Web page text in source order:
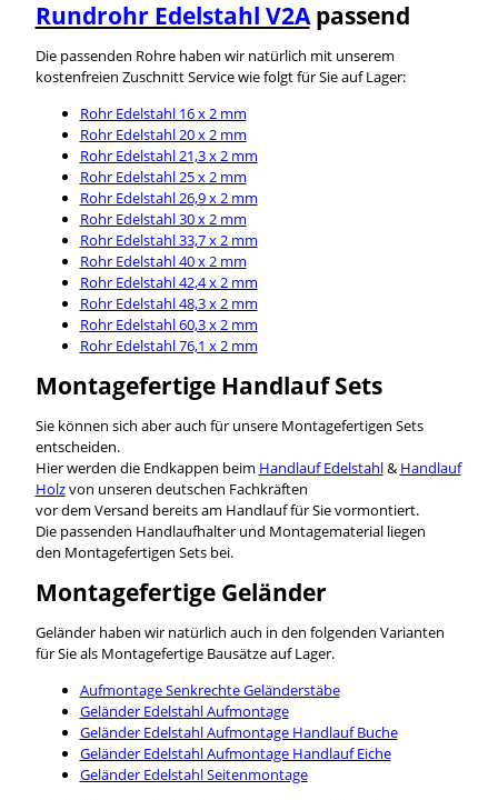
Rundrohr Edelstahl V2Apassend
Die passenden Rohre haben wir natürlich mit unserem
kostenfreien Zuschnitt Service wie folgt für Sie auf Lager:
Rohr Edelstahl 16 x 2 mm
Rohr Edelstahl 20 x 2 mm
Rohr Edelstahl 21,3 x 2 mm
Rohr Edelstahl 25 x 2 mm
Rohr Edelstahl 26,9 x 2 mm
Rohr Edelstahl 30 x 2 mm
Rohr Edelstahl 33,7 x 2 mm
Rohr Edelstahl 40 x 2 mm
Rohr Edelstahl 42,4 x 2 mm
Rohr Edelstahl 48,3 x 2 mm
Rohr Edelstahl 60,3 x 2 mm
Rohr Edelstahl 76,1 x 2 mm
Montagefertige Handlauf Sets
Sie können sich aber auch für unsere Montagefertigen Sets
entscheiden.
Hier werden die Endkappen beim Handlauf Edelstahl& Handlauf
Holzvon unseren deutschen Fachkräften
vor dem Versand bereits am Handlauf für Sie vormontiert.
Die passenden Handlaufhalter und Montagematerial liegen
den Montagefertigen Sets bei.
Montagefertige Geländer
Geländer haben wir natürlich auch in den folgenden Varianten
für Sie als Montagefertige Bausätze auf Lager.
Aufmontage Senkrechte Geländerstäbe
Geländer Edelstahl Aufmontage
Geländer Edelstahl Aufmontage Handlauf Buche
Geländer Edelstahl Aufmontage Handlauf Eiche
Geländer Edelstahl Seitenmontage